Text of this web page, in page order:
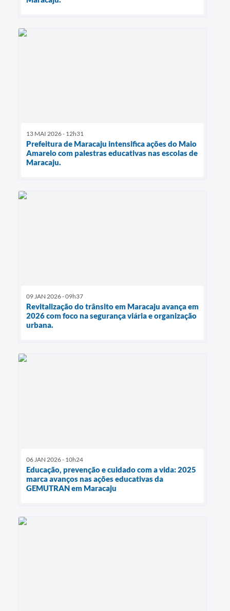
13 MAI 2026 - 12h31
Prefeitura de Maracaju intensifica ações do Maio
Amarelo com palestras educativas nas escolas de
Maracaju.
09 JAN 2026 - 09h37
Revitalização do trânsito em Maracaju avança em
2026 com foco na segurança viária e organização
urbana.
06 JAN 2026 - 10h24
Educação, prevenção e cuidado com a vida: 2025
marca avanços nas ações educativas da
GEMUTRAN em Maracaju